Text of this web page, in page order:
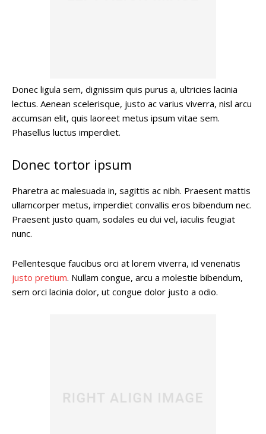
Donec ligula sem, dignissim quis purus a, ultricies lacinia
lectus. Aenean scelerisque, justo ac varius viverra, nisl arcu
accumsan elit, quis laoreet metus ipsum vitae sem.
Phasellus luctus imperdiet.
Donec tortor ipsum
Pharetra ac malesuada in, sagittis ac nibh. Praesent mattis
ullamcorper metus, imperdiet convallis eros bibendum nec.
Praesent justo quam, sodales eu dui vel, iaculis feugiat
nunc.
Pellentesque faucibus orci at lorem viverra, id venenatis
justo pretium. Nullam congue, arcu a molestie bibendum,
sem orci lacinia dolor, ut congue dolor justo a odio.